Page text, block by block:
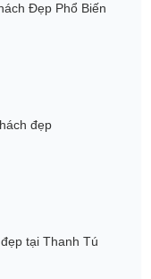
Đẹp Phổ Biến
đẹp
tại Thanh Tú